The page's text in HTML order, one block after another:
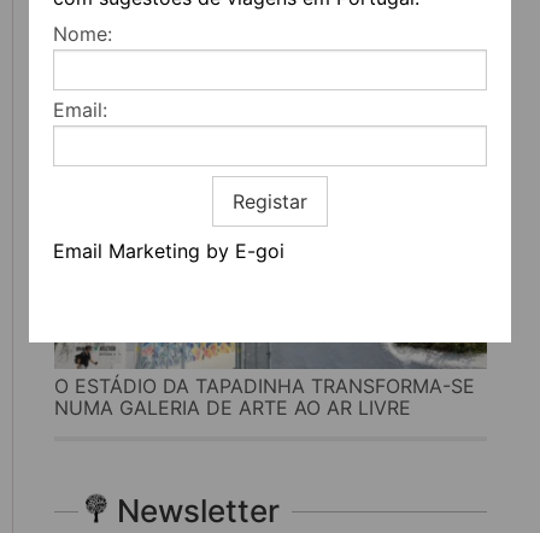
Nome:
Email:
Registar
Email Marketing by E-goi
UVVA REGRESSA A AMARANTE PARA
CELEBRAR O VINHO, A GASTRONOMIA E A
CULTURA
O ESTÁDIO DA TAPADINHA TRANSFORMA-SE
NUMA GALERIA DE ARTE AO AR LIVRE
Newsletter